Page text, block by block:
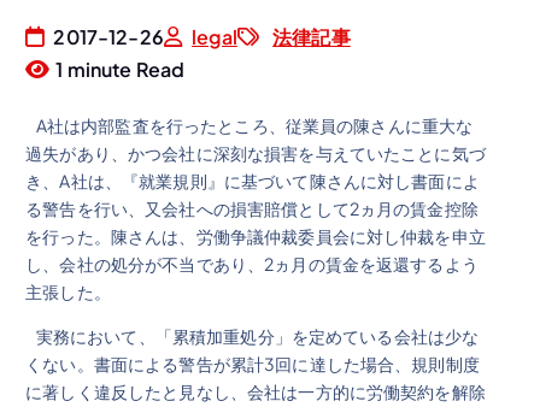
2017-12-26 legal
法律記事
1 minute Read
A社は内部監査を行ったところ、従業員の陳さんに重大な
過失があり、かつ会社に深刻な損害を与えていたことに気づ
き、A社は、『就業規則』に基づいて陳さんに対し書面によ
る警告を行い、又会社への損害賠償として2ヵ月の賃金控除
を行った。陳さんは、労働争議仲裁委員会に対し仲裁を申立
し、会社の処分が不当であり、2ヵ月の賃金を返還するよう
主張した。
実務において、「累積加重処分」を定めている会社は少な
くない。書面による警告が累計3回に達した場合、規則制度
に著しく違反したと見なし、会社は一方的に労働契約を解除